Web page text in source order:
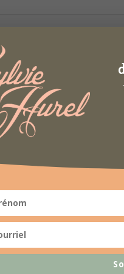
&
–
Date :
6 décembre 2022
Heure :
10h00 à 12h00